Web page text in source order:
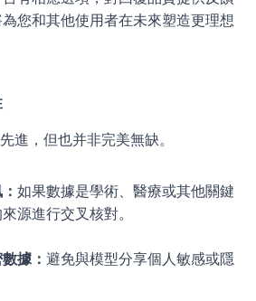
您和其他使用者在未來塑造更理想
進，但也并非完美無缺。
如果數據是學術、醫療或其他關鍵
源進行交叉核對。
據： 避免與模型分享個人敏感或隱